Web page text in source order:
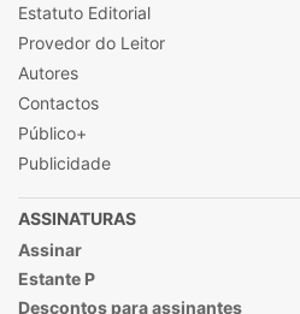
Estatuto Editorial
Provedor do Leitor
Autores
Contactos
Público+
Publicidade
ASSINATURAS
Assinar
Estante P
Descontos para assinantes